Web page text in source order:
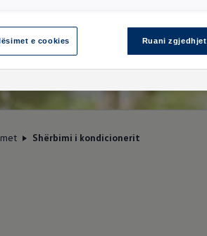
Shërbimi i kondicionerit
e cookies Ruani zgjedhjet